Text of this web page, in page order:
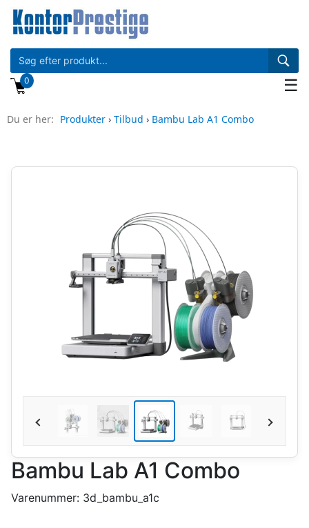
0 ☰
Du er her: Produkter › Tilbud › Bambu Lab A1 Combo
Bambu Lab A1 Combo
Varenummer: 3d_bambu_a1c